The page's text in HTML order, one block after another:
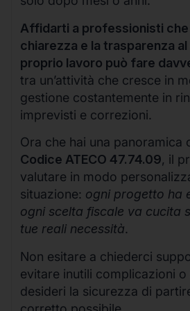
Affidarti a professionisti
chiarezza e la trasparenza
proprio lavoro può fare
tra un’attività che cresce in
gestione costantemente in
imprevisti e correzioni.
Ora che hai una panoramica
Codice ATECO 47.74.09, il
valutare in modo
situazione: ogni progetto ha
ogni scelta fiscale va cucita
tue reali necessità.
Non esitare a chiederci
evitare inutili complicazioni
desideri la sicurezza di